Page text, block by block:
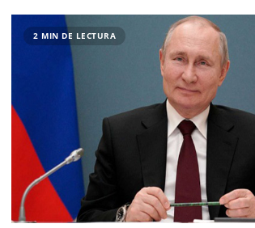
2 MIN DE LECTURA